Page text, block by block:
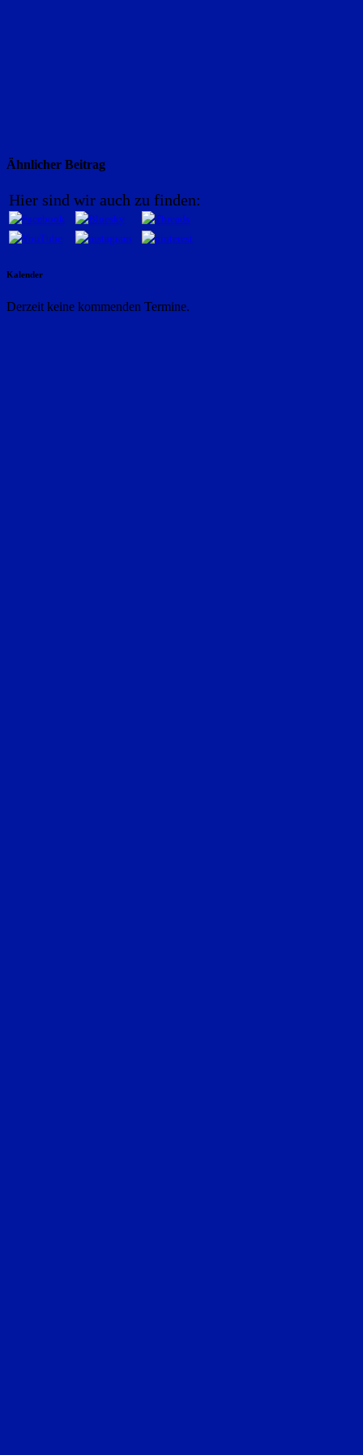
Ähnlicher Beitrag
Hier sind wir auch zu finden:
Kalender
Derzeit keine kommenden Termine.